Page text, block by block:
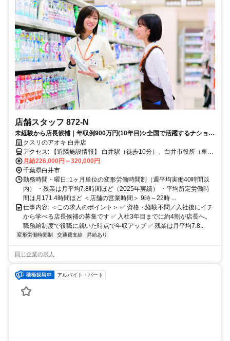
店舗スタッフ 872-N
未経験から店長候補｜年収例900万円(10年目)✨全国で活躍するナショナ
ル社員✅社宅あり
クスリのアオキ 白井店
アクセス: 【近隣施設情報】 白井駅（徒歩10分）、白井市役所（車3
分）、白井木戸公園（車3分） 【近隣学校情報】 東京基督教大学（車
15分）
月給226,000円～320,000円
千葉県白井市
勤務時間・曜日: 1ヶ月単位の変形労働時間制（週平均実働40時間以
内） ・残業は月平均7.8時間ほど（2025年実績） ・平均所定労働時
間は月171.4時間ほど ＜店舗の営業時間＞ 9時～22時 ...
仕事内容: ＜この求人のポイント＞ ✅ 資格・経験不問／入社後にイチ
から学べる店長候補の募集です ✅ 入社3年目までに約4割が店長へ。
職務給制度で役職に就いた時点で年収アップ ✅ 残業は月平均7.8...
変形労働時間制 交通費支給 昇給あり
同じ企業の求人
アルバイト・パート